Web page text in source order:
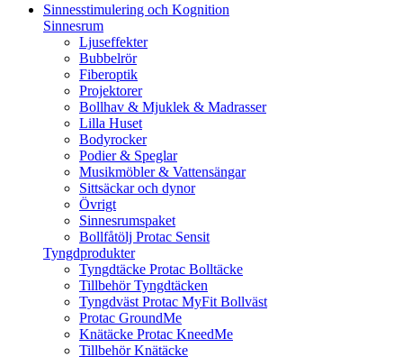
Sinnesstimulering och Kognition
Sinnesrum
Ljuseffekter
Bubbelrör
Fiberoptik
Projektorer
Bollhav & Mjuklek & Madrasser
Lilla Huset
Bodyrocker
Podier & Speglar
Musikmöbler & Vattensängar
Sittsäckar och dynor
Övrigt
Sinnesrumspaket
Bollfåtölj Protac Sensit
Tyngdprodukter
Tyngdtäcke Protac Bolltäcke
Tillbehör Tyngdtäcken
Tyngdväst Protac MyFit Bollväst
Protac GroundMe
Knätäcke Protac KneedMe
Tillbehör Knätäcke